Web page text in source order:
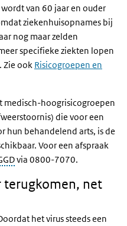
van 60 jaar en ouder
ziekenhuisopnames bij
nog maar zelden
specifieke ziekten lopen
Zie ook Risicogroepen en
medisch-hoogrisicogroepen
die voor een
hun behandelend arts, is de
Voor een afspraak
via 0800-7070.
terugkomen, net
het virus steeds een